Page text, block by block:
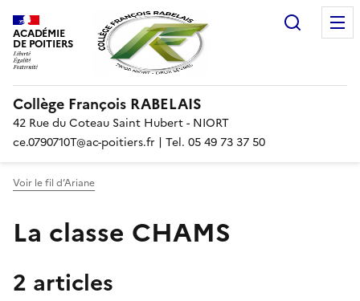
ACADÉMIE
DE POITIERS
Collège François RABELAIS
42 Rue du Coteau Saint Hubert - NIORT
ce.0790710T@ac-poitiers.fr | Tel. 05 49 73 37 50
Voir le fil d’Ariane
La classe CHAMS
2 articles